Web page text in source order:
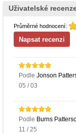
Uživatelské
Průměrné hodnocení:
Podle Jonson
05 / 03
Podle Burns
11 / 25